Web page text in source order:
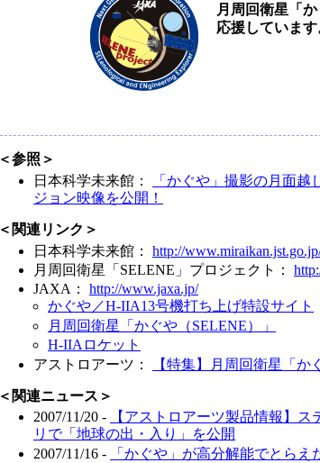
月周回衛星「
応援しています
＜参照＞
日本科学未来館：
「かぐや」撮影の月面
ジョン映像を公開！
＜関連リンク＞
日本科学未来館： http://
月周回衛星「SELENE」プロジェクト：
JAXA： http://www.jaxa.jp/
かぐや／H-IIA13号機打ち上げ特設サイト
月周回衛星「かぐや（SELENE）」
H-IIAロケット
アストロアーツ：
【特集】月周回衛星「か
＜関連ニュース＞
2007/11/20 -
【アストロアーツ製品情報】
リで「地球の出・入り」を公開
2007/11/16 -
「かぐや」が高分解能でとら